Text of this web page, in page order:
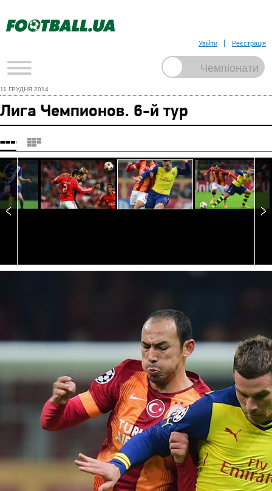
Увійти Реєстрація
11 ГРУДНЯ 2014
Лига Чемпионов. 6-й тур